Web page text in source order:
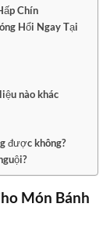
Chín
Hổi Ngay Tại
nào khác
được không?
Món Bánh